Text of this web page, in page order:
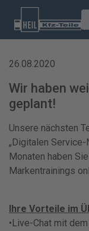
26.08.2020
Wir haben
geplant!
Unsere nächsten
„Digitalen
Monaten haben
Markentrainings
Ihre Vorteile im
•Live-Chat mit